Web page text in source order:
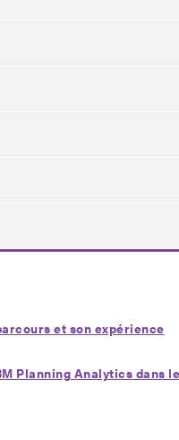
et son expérience
Planning Analytics dans